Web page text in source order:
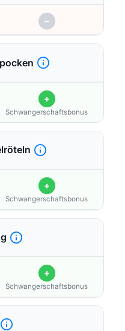
−
+
Schwangerschaftsbonus
+
Schwangerschaftsbonus
+
Schwangerschaftsbonus